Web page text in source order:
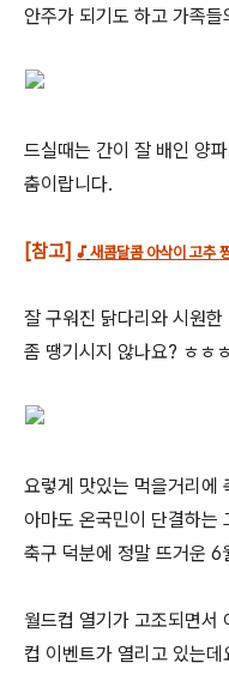
안주가 되기도 하고 가족
드실때는 간이 잘 배인 양
춤이랍니다.
[참고] ♪ 새콤달콤 아삭이 고추
잘 구워진 닭다리와 시원한
좀 땡기시지 않나요? ㅎㅎㅎ
요렇게 맛있는 먹을거리에
아마도 온국민이 단결하는
축구 덕분에 정말 뜨거운 6
월드컵 열기가 고조되면서
컵 이벤트가 열리고 있는데